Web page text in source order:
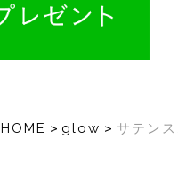
HOME > glow > サテン